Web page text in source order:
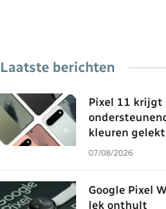
Laatste berichten
Pixel 11 krijgt
kleuren gelekt
07/08/2026
Google Pixel
lek onthult